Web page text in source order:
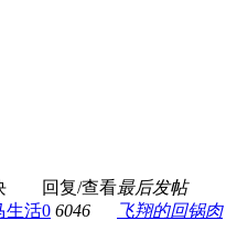
回复/查看最后发帖
生活0 6046 飞翔的回锅肉